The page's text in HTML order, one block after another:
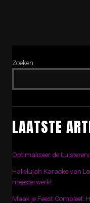
Zoeken
LAATSTE
Optimaliseer de
Hallelujah Karaoke van
meesterwerk!
Maak je Feest Compleet: